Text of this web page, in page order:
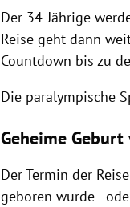
Der 34-Jährige
Reise geht dann
Countdown bis zu
Die paralympische
Geheime Geburt
Der Termin der
geboren wurde -